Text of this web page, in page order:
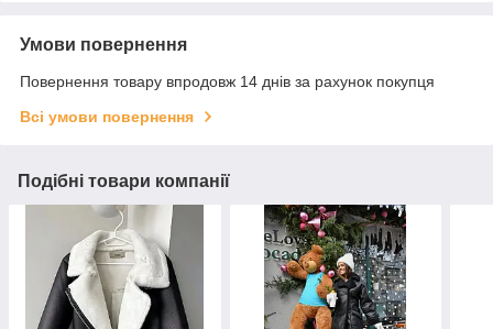
Умови повернення
Повернення товару впродовж 14 днів за рахунок покупця
Всі умови повернення
Подібні товари компанії